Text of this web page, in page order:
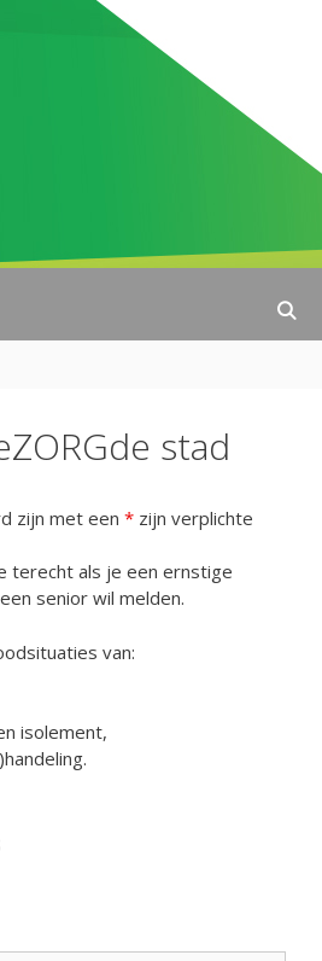
stad
zijn met een * zijn verplichte
terecht als je een ernstige
senior wil melden.
van:
isolement,